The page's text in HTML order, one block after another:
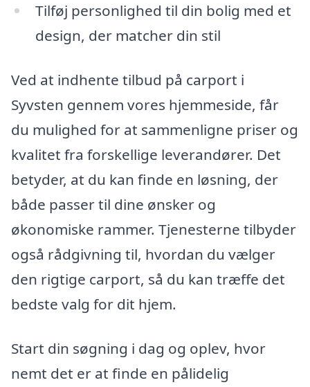
Tilføj personlighed til din bolig med et
design, der matcher din stil
Ved at indhente tilbud på carport i
Syvsten gennem vores hjemmeside, får
du mulighed for at sammenligne priser og
kvalitet fra forskellige leverandører. Det
betyder, at du kan finde en løsning, der
både passer til dine ønsker og
økonomiske rammer. Tjenesterne tilbyder
også rådgivning til, hvordan du vælger
den rigtige carport, så du kan træffe det
bedste valg for dit hjem.
Start din søgning i dag og oplev, hvor
nemt det er at finde en pålidelig